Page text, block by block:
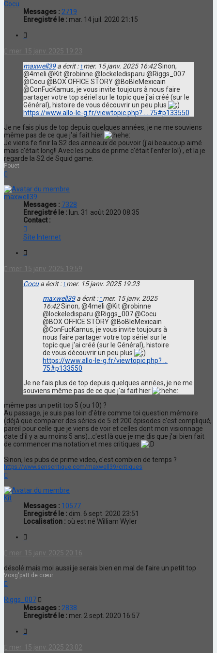
Cocu
Messages : 2719
Enregistré le : mar. 14 juil. 2020 21:15
mer. 15 janv. 2025 19:23
maxwell39a écrit : ↑mer. 15 janv. 2025 16:42Sinon,
@4meli @Kit @robinne @lockeledisparu @Riggs_007
@Cocu @BOX OFFICE STORY @BoBleMexicain
@ConFucKamus, je vous invite toujours à nous faire
partager votre top sériel sur le topic que j'ai créé (sur le
Général), histoire de vous découvrir un peu plus
https://www.allo-le-g.fr/viewtopic.php? ... 75#p133550
Je ne fais plus de top depuis quelques années, je ne me souviens
même pas de ce que j'ai fait hier
Je viens fe finir la S2 des anneaux de pouvoir (j'ai beaucoup aimé
mais c'était long!! Avec les pubs de prime c'était l'enfer lol) , et la je
regarde la S2 de Squid game.
Pouet
maxwell39
Messages : 7328
Enregistré le : lun. 31 août 2020 08:35
Contact :
maxwell39
Site Internet
mer. 15 janv. 2025 19:59
Cocua écrit : ↑mer. 15 janv. 2025 19:23
maxwell39a écrit : ↑mer. 15 janv. 2025
16:42Sinon, @4meli @Kit @robinne
@lockeledisparu @Riggs_007 @Cocu
@BOX OFFICE STORY @BoBleMexicain
@ConFucKamus, je vous invite toujours à
nous faire partager votre top sériel sur le
topic que j'ai créé (sur le Général), histoire
de vous découvrir un peu plus
https://www.allo-le-g.fr/viewtopic.php? ...
75#p133550
Je ne fais plus de top depuis quelques années, je ne me
souviens même pas de ce que j'ai fait hier
même pas un petit top 5 (ou 10) ?
Au passage, je suis pas loin d'être comme toi question mémoire
(déjà que comparer des séries de 5 et 200 épisodes c'est compliqué,
pareil pour celle que je viens de voir et celles dont mon visionnage
date d'il y a au moins 5 ans)...c'est là que je me dis que j'ai bien fait
de commencer ma notation et mes critiques
Sinon, les pubs de prime video, c'est combien de temps ?
https://www.senscritique.com/maxwell39/critiques
Kit
Messages : 10577
Enregistré le : dim. 6 sept. 2020 23:51
Localisation : où est né William Wyler
mer. 15 janv. 2025 20:16
désolé mais moi aussi je serais bien en mal de faire un petit top
Vosg'patt de cœur
Riggs_007
Messages : 2838
Enregistré le : mer. 2 sept. 2020 16:57
mer. 15 janv. 2025 23:02